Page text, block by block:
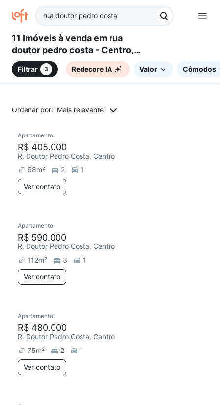
11 Imóveis à venda em rua
doutor pedro costa - Centro,
Taubaté, SP
Filtrar 3 Redecore IA Valor Cômodos
Ordenar por: Mais relevante
Redecorar
Apartamento
R$ 405.000
R. Doutor Pedro Costa, Centro
68m² 2
1
Ver contato
Redecorar
Apartamento
R$ 590.000
R. Doutor Pedro Costa, Centro
112m² 3
1
Ver contato
Redecorar
Apartamento
R$ 480.000
R. Doutor Pedro Costa, Centro
75m² 2
1
Ver contato